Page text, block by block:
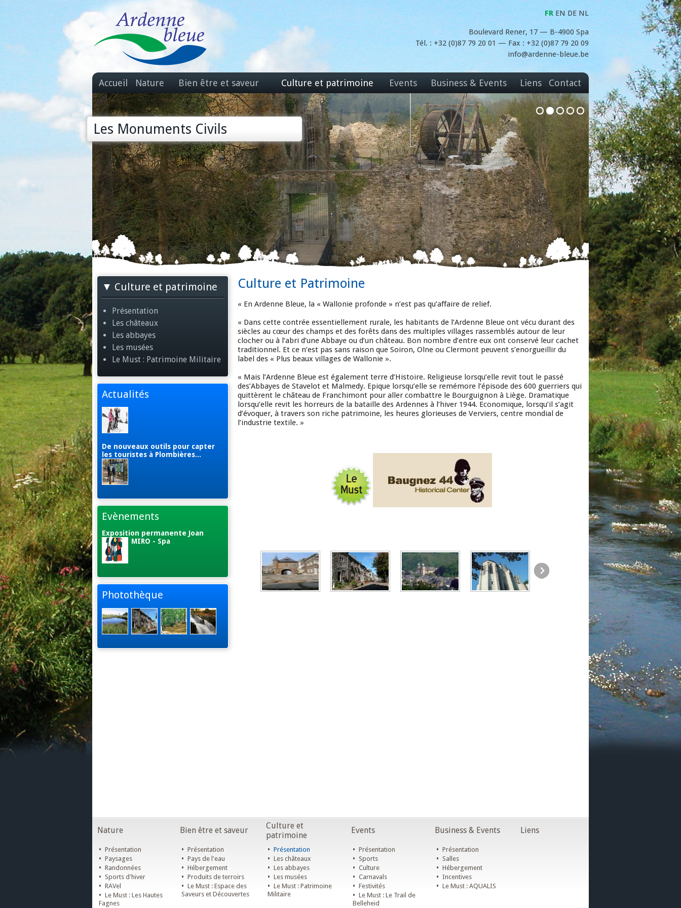
FR EN DE NL
Boulevard Rener, 17 — B-4900 Spa
Tél. : +32 (0)87 79 20 01 — Fax : +32 (0)87 79 20 09
info@ardenne-bleue.be
Accueil Nature Bien être et saveur Culture et patrimoine Events Business & Events Liens Contact
Les Monuments Civils
Culture et patrimoine
Présentation
Les châteaux
Les abbayes
Les musées
Le Must : Patrimoine Militaire
Actualités
De nouveaux outils pour capter
les touristes à Plombières...
Evènements
Exposition permanente Joan
MIRO - Spa
Photothèque
Culture et Patrimoine
« En Ardenne Bleue, la « Wallonie profonde » n’est pas qu’affaire de relief.
« Dans cette contrée essentiellement rurale, les habitants de l’Ardenne Bleue ont vécu durant des
siècles au cœur des champs et des forêts dans des multiples villages rassemblés autour de leur
clocher ou à l’abri d’une Abbaye ou d’un château. Bon nombre d’entre eux ont conservé leur cachet
traditionnel. Et ce n’est pas sans raison que Soiron, Olne ou Clermont peuvent s’enorgueillir du
label des « Plus beaux villages de Wallonie ».
« Mais l’Ardenne Bleue est également terre d’Histoire. Religieuse lorsqu’elle revit tout le passé
des’Abbayes de Stavelot et Malmedy. Epique lorsqu’elle se remémore l’épisode des 600 guerriers qui
quittèrent le château de Franchimont pour aller combattre le Bourguignon à Liège. Dramatique
lorsqu’elle revit les horreurs de la bataille des Ardennes à l’hiver 1944. Economique, lorsqu’il s’agit
d’évoquer, à travers son riche patrimoine, les heures glorieuses de Verviers, centre mondial de
l’industrie textile. »
Nature Bien être et saveur
Culture et
patrimoine
Events Business & Events Liens
• Présentation
• Paysages
• Randonnées
• Sports d'hiver
• RAVel
• Le Must : Les Hautes
Fagnes
• Présentation
• Pays de l'eau
• Hébergement
• Produits de terroirs
• Le Must : Espace des
Saveurs et Découvertes
• Présentation
• Les châteaux
• Les abbayes
• Les musées
• Le Must : Patrimoine
Militaire
• Présentation
• Sports
• Culture
• Carnavals
• Festivités
• Le Must : Le Trail de
Belleheid
• Présentation
• Salles
• Hébergement
• Incentives
• Le Must : AQUALIS